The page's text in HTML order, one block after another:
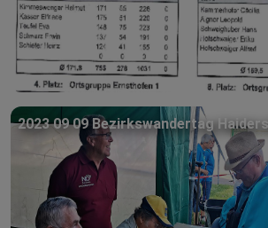
2023 09 09 Bezirkswandertag